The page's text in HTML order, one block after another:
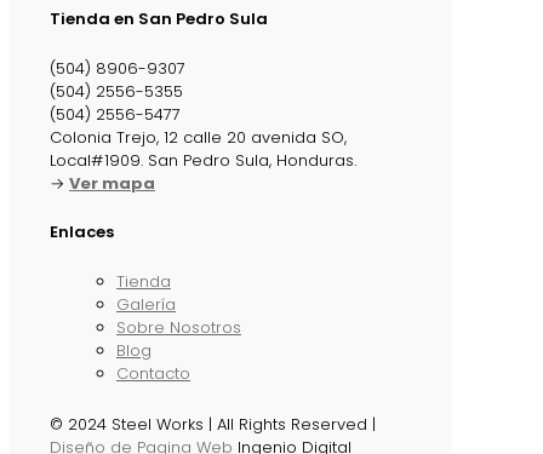
Tienda en San Pedro Sula
(504) 8906-9307
(504) 2556-5355
(504) 2556-5477
Colonia Trejo, 12 calle 20 avenida SO,
Local#1909. San Pedro Sula, Honduras.
→ Ver mapa
Enlaces
Tienda
Galería
Sobre Nosotros
Blog
Contacto
© 2024 Steel Works | All Rights Reserved |
Diseño de Pagina Web Ingenio Digital